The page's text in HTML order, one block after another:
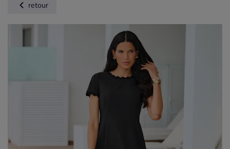
retour